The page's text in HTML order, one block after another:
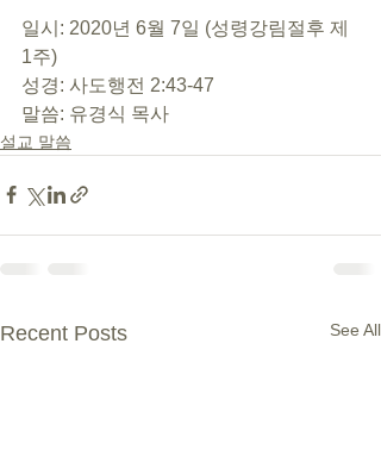
일시: 2020년 6월 7일 (성령강림절후 제
1주)
성경: 사도행전 2:43-47
말씀: 유경식 목사
설교 말씀
Recent Posts See All